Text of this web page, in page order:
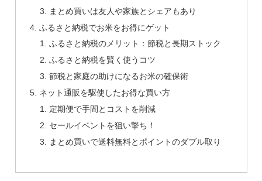
まとめ買いは友人や家族とシェアもあり
ふるさと納税でお米をお得にゲット
ふるさと納税のメリット：節税と長期ストック
ふるさと納税を賢く使うコツ
節税と家庭の助けになるお米の確保術
ネット通販を駆使したお得な買い方
定期便で手間とコストを削減
セールイベントを狙い撃ち！
まとめ買いで送料無料とポイントのダブル取り